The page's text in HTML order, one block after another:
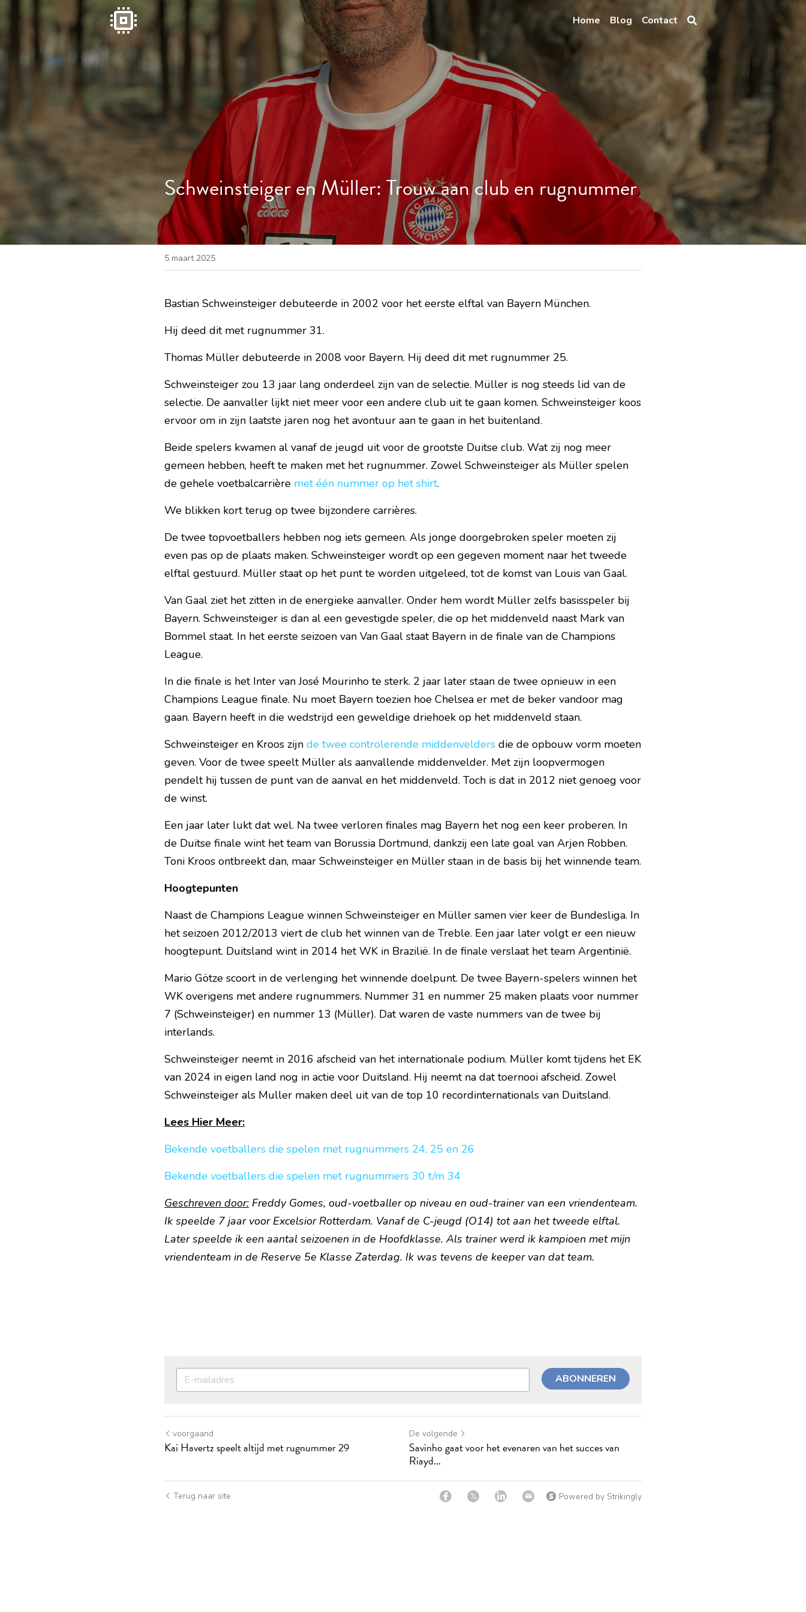
Home Blog Contact
Schweinsteiger en Müller: Trouw aan club en rugnummer
5 maart 2025
Bastian Schweinsteiger debuteerde in 2002 voor het eerste elftal van Bayern München.
Hij deed dit met rugnummer 31.
Thomas Müller debuteerde in 2008 voor Bayern. Hij deed dit met rugnummer 25.
Schweinsteiger zou 13 jaar lang onderdeel zijn van de selectie. Müller is nog steeds lid van de
selectie. De aanvaller lijkt niet meer voor een andere club uit te gaan komen. Schweinsteiger koos
ervoor om in zijn laatste jaren nog het avontuur aan te gaan in het buitenland.
Beide spelers kwamen al vanaf de jeugd uit voor de grootste Duitse club. Wat zij nog meer
gemeen hebben, heeft te maken met het rugnummer. Zowel Schweinsteiger als Müller spelen
de gehele voetbalcarrière met één nummer op het shirt.
We blikken kort terug op twee bijzondere carrières.
De twee topvoetballers hebben nog iets gemeen. Als jonge doorgebroken speler moeten zij
even pas op de plaats maken. Schweinsteiger wordt op een gegeven moment naar het tweede
elftal gestuurd. Müller staat op het punt te worden uitgeleed, tot de komst van Louis van Gaal.
Van Gaal ziet het zitten in de energieke aanvaller. Onder hem wordt Müller zelfs basisspeler bij
Bayern. Schweinsteiger is dan al een gevestigde speler, die op het middenveld naast Mark van
Bommel staat. In het eerste seizoen van Van Gaal staat Bayern in de finale van de Champions
League.
In die finale is het Inter van José Mourinho te sterk. 2 jaar later staan de twee opnieuw in een
Champions League finale. Nu moet Bayern toezien hoe Chelsea er met de beker vandoor mag
gaan. Bayern heeft in die wedstrijd een geweldige driehoek op het middenveld staan.
Schweinsteiger en Kroos zijn de twee controlerende middenvelders die de opbouw vorm moeten
geven. Voor de twee speelt Müller als aanvallende middenvelder. Met zijn loopvermogen
pendelt hij tussen de punt van de aanval en het middenveld. Toch is dat in 2012 niet genoeg voor
de winst.
Een jaar later lukt dat wel. Na twee verloren finales mag Bayern het nog een keer proberen. In
de Duitse finale wint het team van Borussia Dortmund, dankzij een late goal van Arjen Robben.
Toni Kroos ontbreekt dan, maar Schweinsteiger en Müller staan in de basis bij het winnende team.
Hoogtepunten
Naast de Champions League winnen Schweinsteiger en Müller samen vier keer de Bundesliga. In
het seizoen 2012/2013 viert de club het winnen van de Treble. Een jaar later volgt er een nieuw
hoogtepunt. Duitsland wint in 2014 het WK in Brazilië. In de finale verslaat het team Argentinië.
Mario Götze scoort in de verlenging het winnende doelpunt. De twee Bayern-spelers winnen het
WK overigens met andere rugnummers. Nummer 31 en nummer 25 maken plaats voor nummer
7 (Schweinsteiger) en nummer 13 (Müller). Dat waren de vaste nummers van de twee bij
interlands.
Schweinsteiger neemt in 2016 afscheid van het internationale podium. Müller komt tijdens het EK
van 2024 in eigen land nog in actie voor Duitsland. Hij neemt na dat toernooi afscheid. Zowel
Schweinsteiger als Muller maken deel uit van de top 10 recordinternationals van Duitsland.
Lees Hier Meer:
Bekende voetballers die spelen met rugnummers 24, 25 en 26
Bekende voetballers die spelen met rugnummers 30 t/m 34
Geschreven door: Freddy Gomes, oud-voetballer op niveau en oud-trainer van een vriendenteam.
Ik speelde 7 jaar voor Excelsior Rotterdam. Vanaf de C-jeugd (O14) tot aan het tweede elftal.
Later speelde ik een aantal seizoenen in de Hoofdklasse. Als trainer werd ik kampioen met mijn
vriendenteam in de Reserve 5e Klasse Zaterdag. Ik was tevens de keeper van dat team.
ABONNEREN
voorgaand
Kai Havertz speelt altijd met rugnummer 29
De volgende
Savinho gaat voor het evenaren van het succes van
Riayd...
Terug naar site Powered by Strikingly